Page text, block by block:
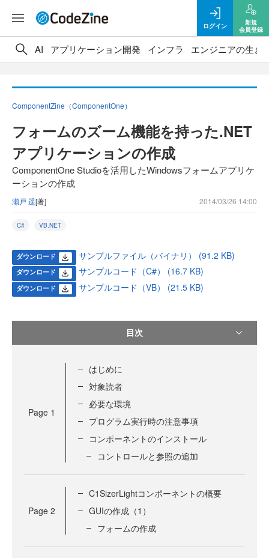
ログイン
新規
会員登録
AI アプリケーション開発 インフラ エンジニアの生き
ComponentZine（ComponentOne）
フォームのズーム機能を持った.NET
アプリケーションの作成
ComponentOne Studioを活用したWindowsフォームアプリケ
ーションの作成
瀬戸 遥[著] 2014/03/26 14:00
C# VB.NET
ダウンロード サンプルファイル（バイナリ） (91.2 KB)
ダウンロード サンプルコード（C#） (16.7 KB)
ダウンロード サンプルコード（VB） (21.5 KB)
目次
Page 1
はじめに
対象読者
必要な環境
プログラム実行時の注意事項
コンポーネントのインストール
コントロールと参照の追加
Page 2
C1SizerLightコンポーネントの概要
GUIの作成（1）
フォームの作成